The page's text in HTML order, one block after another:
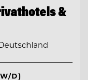
&
D)